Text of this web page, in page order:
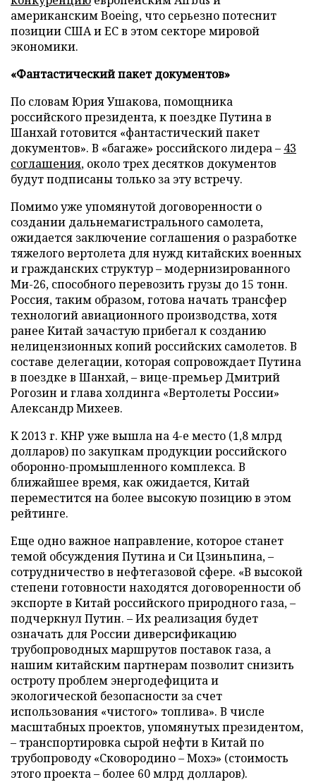
американским Boeing, что серьезно потеснит
позиции США и ЕС в этом секторе мировой
экономики.
«Фантастический пакет документов»
По словам Юрия Ушакова, помощника
российского президента, к поездке Путина в
Шанхай готовится «фантастический пакет
документов». В «багаже» российского лидера – 43
соглашения, около трех десятков документов
будут подписаны только за эту встречу.
Помимо уже упомянутой договоренности о
создании дальнемагистрального самолета,
ожидается заключение соглашения о разработке
тяжелого вертолета для нужд китайских военных
и гражданских структур – модернизированного
Ми-26, способного перевозить грузы до 15 тонн.
Россия, таким образом, готова начать трансфер
технологий авиационного производства, хотя
ранее Китай зачастую прибегал к созданию
нелицензионных копий российских самолетов. В
составе делегации, которая сопровождает Путина
в поездке в Шанхай, – вице-премьер Дмитрий
Рогозин и глава холдинга «Вертолеты России»
Александр Михеев.
К 2013 г. КНР уже вышла на 4-е место (1,8 млрд
долларов) по закупкам продукции российского
оборонно-промышленного комплекса. В
ближайшее время, как ожидается, Китай
переместится на более высокую позицию в этом
рейтинге.
Еще одно важное направление, которое станет
темой обсуждения Путина и Си Цзиньпина, –
сотрудничество в нефтегазовой сфере. «В высокой
степени готовности находятся договоренности об
экспорте в Китай российского природного газа, –
подчеркнул Путин. – Их реализация будет
означать для России диверсификацию
трубопроводных маршрутов поставок газа, а
нашим китайским партнерам позволит снизить
остроту проблем энергодефицита и
экологической безопасности за счет
использования «чистого» топлива». В числе
масштабных проектов, упомянутых президентом,
– транспортировка сырой нефти в Китай по
трубопроводу «Сковородино – Мохэ» (стоимость
этого проекта – более 60 млрд долларов).